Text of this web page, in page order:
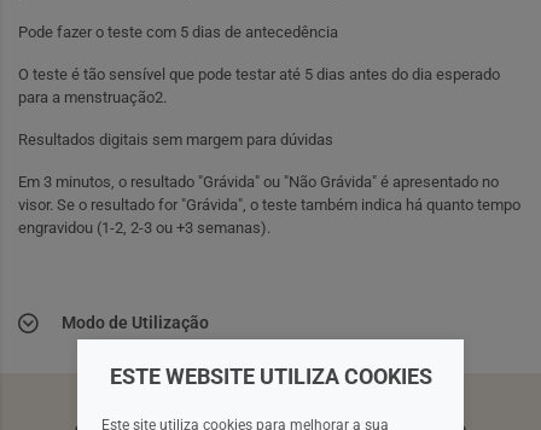
Pode fazer o teste com 5 dias de antecedência
O teste é tão sensível que pode testar até 5 dias antes do dia esperado
para a menstruação2.
Resultados digitais sem margem para dúvidas
Em 3 minutos, o resultado "Grávida" ou "Não Grávida" é apresentado no
visor. Se o resultado for "Grávida", o teste também indica há quanto tempo
engravidou (1-2, 2-3 ou +3 semanas).
Modo de Utilização
ESTE WEBSITE UTILIZA COOKIES
Este site utiliza cookies para melhorar a sua